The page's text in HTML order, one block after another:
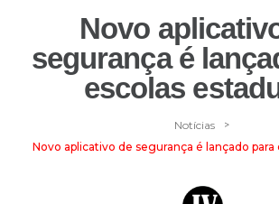
Novo
segurança é
escolas
Notícias >
Novo aplicativo de segurança é lançado para